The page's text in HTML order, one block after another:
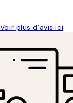
Voir plus d’avis ici